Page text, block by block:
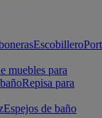
Escobillero
muebles para
Repisa para
Espejos de baño